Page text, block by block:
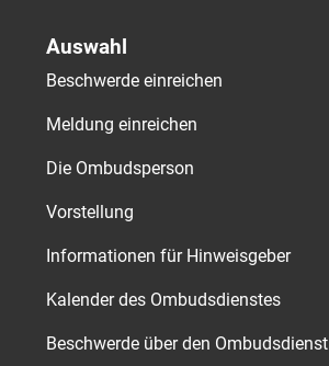
Auswahl
Beschwerde einreichen
Meldung einreichen
Die Ombudsperson
Vorstellung
Informationen für Hinweisgeber
Kalender des Ombudsdienstes
Beschwerde über den Ombudsdienst